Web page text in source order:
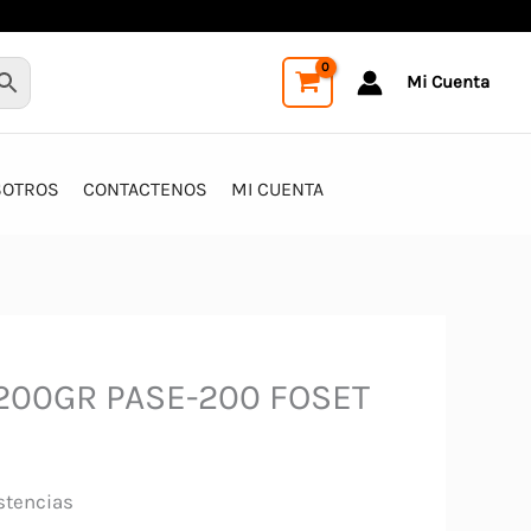
Mi Cuenta
CONTACTENOS MI CUENTA
PASE-200 FOSET